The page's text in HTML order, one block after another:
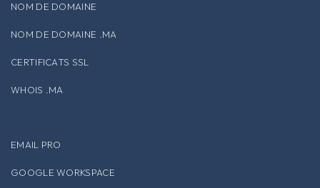
NOM DE DOMAINE
NOM DE DOMAINE .MA
CERTIFICATS SSL
WHOIS .MA
EMAIL PRO
GOOGLE WORKSPACE